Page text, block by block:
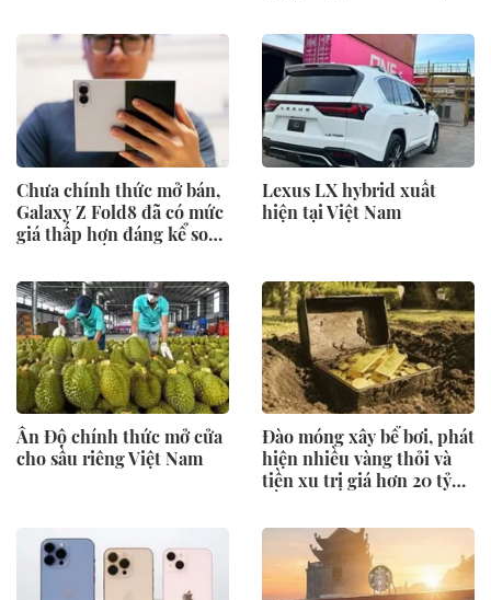
Chưa chính thức mở bán,
Galaxy Z Fold8 đã có mức
giá thấp hơn đáng kể so
Lexus LX hybrid xuất
hiện tại Việt Nam
Ấn Độ chính thức mở cửa
cho sầu riêng Việt Nam
Đào móng xây bể bơi, phát
hiện nhiều vàng thỏi và
tiền xu trị giá hơn 20 tỷ